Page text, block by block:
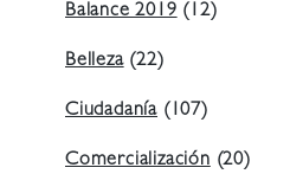
Balance 2019 (12)
Belleza(22)
Ciudadanía (107)
Comercialización (20)